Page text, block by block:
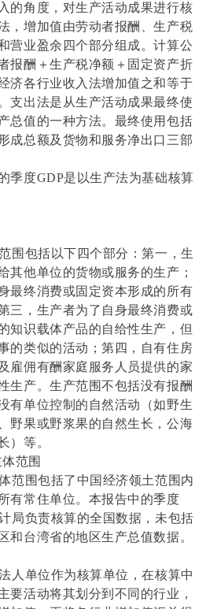
的角度，对生产活动成果进行核
，增加值由劳动者报酬、生产税
营业盈余四个部分组成。计算公
报酬＋生产税净额＋固定资产折
济各行业收入法增加值之和等于
支出法是从生产活动成果最终使
总值的一种方法。最终使用包括
成总额及货物和服务净出口三部
度GDP是以生产法为基础核算
包括以下四个部分：第一，生
其他单位的货物或服务的生产；
最终消费或固定资本形成的所有
三，生产者为了自身最终消费或
知识载体产品的自给性生产，但
的类似的活动；第四，自有住房
雇佣有酬家庭服务人员提供的家
生产。生产范围不包括没有报酬
有单位控制的自然活动（如野生
野果或野浆果的自然生长，公海
）等。
范围
围包括了中国经济领土范围内
有常住单位。本报告中的季度
局负责核算的全国数据，未包括
和台湾省的地区生产总值数据。
单位作为核算单位，在核算中
要活动将其划分到不同的行业，